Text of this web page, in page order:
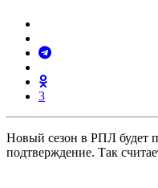
3
Новый сезон в РПЛ будет
подтверждение. Так